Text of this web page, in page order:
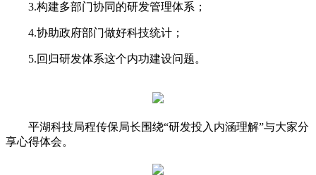
3.构建多部门协同的研发管理体系；
4.协助政府部门做好科技统计；
5.回归研发体系这个内功建设问题。
平湖科技局程传保局长围绕“研发投入内涵理解”与大家分
享心得体会。